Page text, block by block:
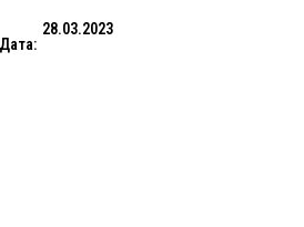
Дата:
28.03.2023